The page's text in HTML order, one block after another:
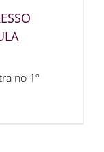
no 1º